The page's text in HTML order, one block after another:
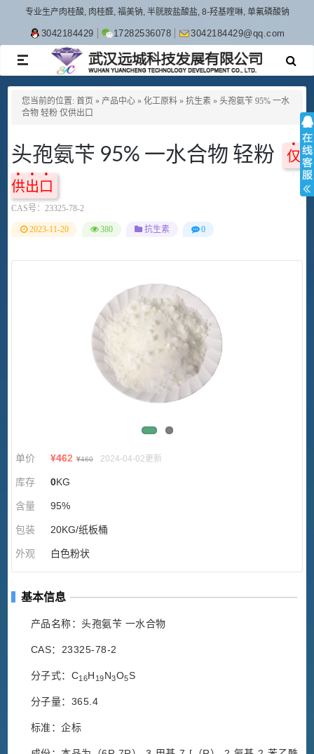
专业生产肉桂酸, 肉桂醛, 福美钠, 半胱胺盐酸盐, 8-羟基喹啉, 单氟磷酸钠
3042184429 17282536078 3042184429@qq.com
TOGGLE
NAVIGATION
您当前的位置: 首页 » 产品中心 » 化工原料 » 抗生素 » 头孢氨苄 95% 一水
合物 轻粉 仅供出口
头孢氨苄 95% 一水合物 轻粉
仅
供出口
CAS号： 23325-78-2
2023-11-20 380 抗生素 0
单价 ¥462 ¥460 2024-04-02更新
库存 0KG
含量 95%
包装 20KG/纸板桶
外观 白色粉状
基本信息
产品名称：头孢氨苄 一水合物
CAS：23325-78-2
分子式：C16H 19N3O5S
分子量：365.4
标准：企标